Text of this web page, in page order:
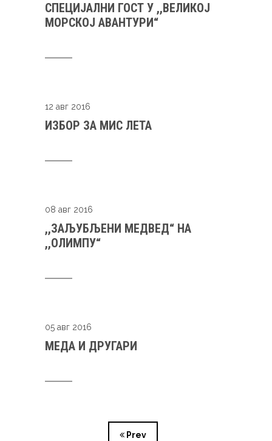
СПЕЦИЈАЛНИ ГОСТ У ,,ВЕЛИКОЈ
МОРСКОЈ АВАНТУРИ“
12 авг 2016
ИЗБОР ЗА МИС ЛЕТА
08 авг 2016
,,ЗАЉУБЉЕНИ МЕДВЕД“ НА
,,ОЛИМПУ“
05 авг 2016
МЕДА И ДРУГАРИ
Prev